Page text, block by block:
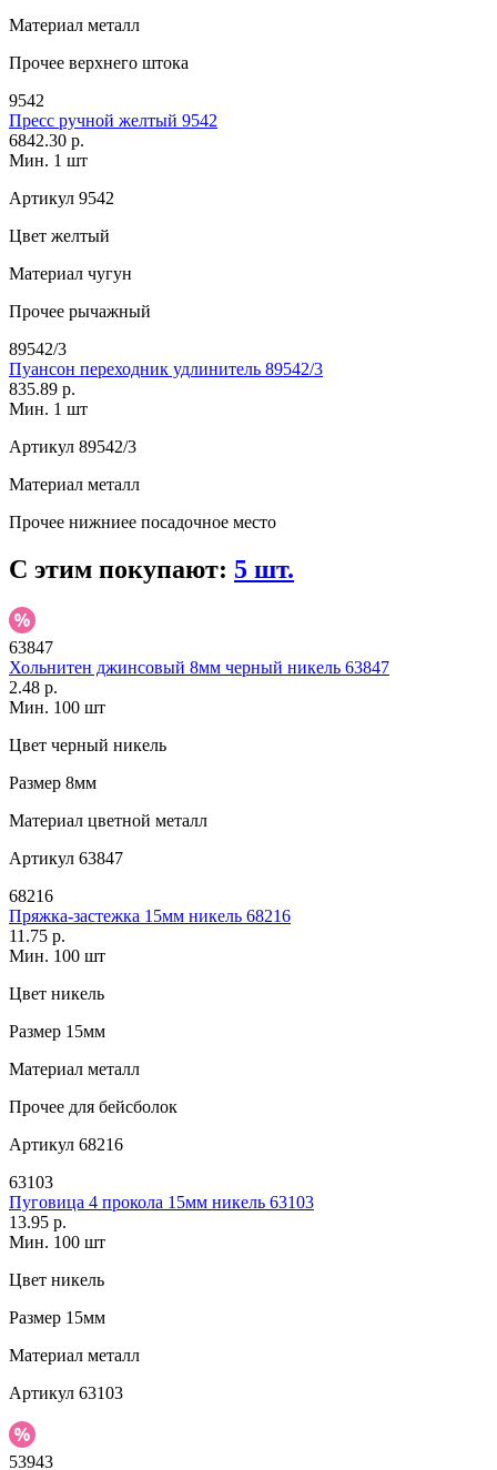
Материал металл
Прочее верхнего штока
9542
Пресс ручной желтый 9542
6842.30 р.
Мин. 1 шт
Артикул 9542
Цвет желтый
Материал чугун
Прочее рычажный
89542/3
Пуансон переходник удлинитель 89542/3
835.89 р.
Мин. 1 шт
Артикул 89542/3
Материал металл
Прочее нижниее посадочное место
С этим покупают: 5 шт.
63847
Хольнитен джинсовый 8мм черный никель 63847
2.48 р.
Мин. 100 шт
Цвет черный никель
Размер 8мм
Материал цветной металл
Артикул 63847
68216
Пряжка-застежка 15мм никель 68216
11.75 р.
Мин. 100 шт
Цвет никель
Размер 15мм
Материал металл
Прочее для бейсболок
Артикул 68216
63103
Пуговица 4 прокола 15мм никель 63103
13.95 р.
Мин. 100 шт
Цвет никель
Размер 15мм
Материал металл
Артикул 63103
53943